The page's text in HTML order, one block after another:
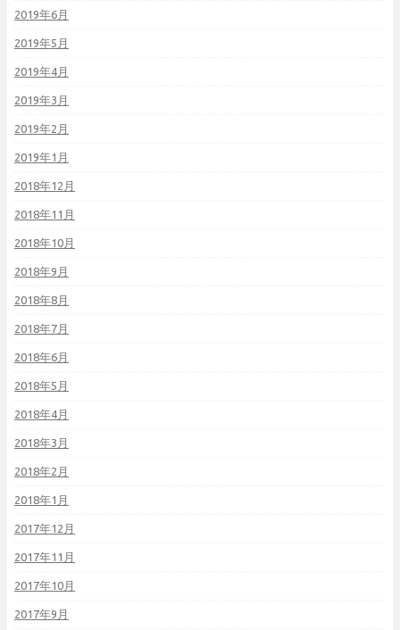
2019年6月
2019年5月
2019年4月
2019年3月
2019年2月
2019年1月
2018年12月
2018年11月
2018年10月
2018年9月
2018年8月
2018年7月
2018年6月
2018年5月
2018年4月
2018年3月
2018年2月
2018年1月
2017年12月
2017年11月
2017年10月
2017年9月